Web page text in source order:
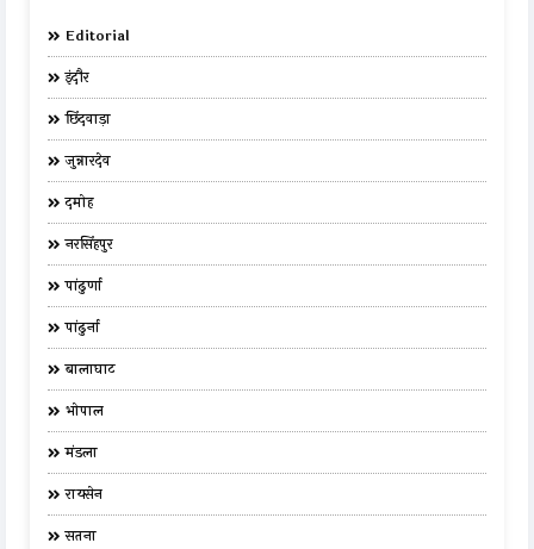
Editorial
इंदौर
छिंदवाड़ा
जुन्नारदेव
दमोह
नरसिंहपुर
पांढुर्णा
पांढुर्ना
बालाघाट
भोपाल
मंडला
रायसेन
सतना